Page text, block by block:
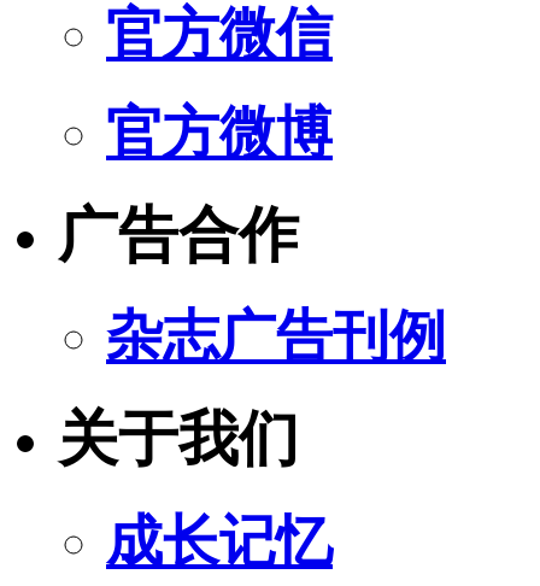
官方微信
官方微博
广告合作
杂志广告刊例
关于我们
成长记忆